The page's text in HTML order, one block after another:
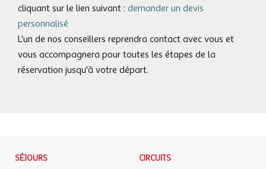
cliquant sur le lien suivant : demander un devis
personnalisé
L'un de nos conseillers reprendra contact avec vous et
vous accompagnera pour toutes les étapes de la
réservation jusqu'à votre départ.
SÉJOURS
CIRCUITS